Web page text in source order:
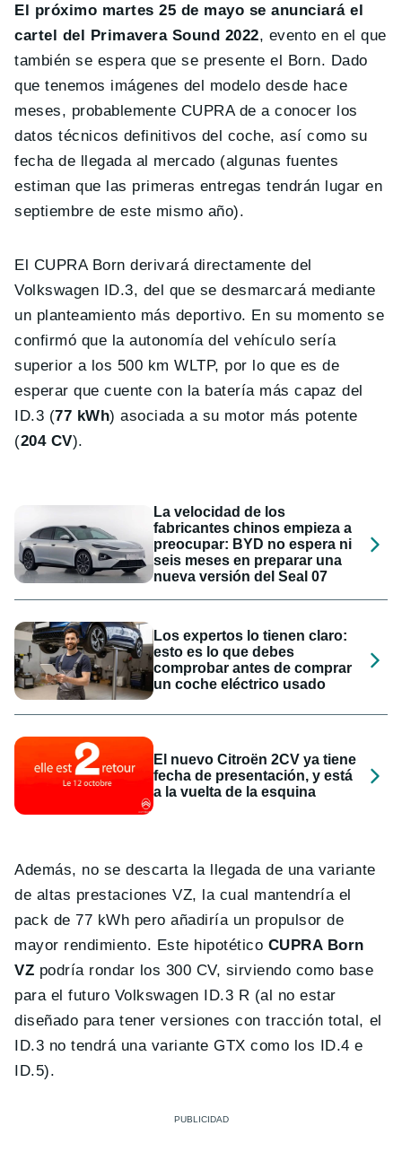
El próximo martes 25 de mayo se anunciará el
cartel del Primavera Sound 2022, evento en el que
también se espera que se presente el Born. Dado
que tenemos imágenes del modelo desde hace
meses, probablemente CUPRA de a conocer los
datos técnicos definitivos del coche, así como su
fecha de llegada al mercado (algunas fuentes
estiman que las primeras entregas tendrán lugar en
septiembre de este mismo año).
El CUPRA Born derivará directamente del
Volkswagen ID.3, del que se desmarcará mediante
un planteamiento más deportivo. En su momento se
confirmó que la autonomía del vehículo sería
superior a los 500 km WLTP, por lo que es de
esperar que cuente con la batería más capaz del
ID.3 (77 kWh) asociada a su motor más potente
(204 CV).
La velocidad de los
fabricantes chinos empieza a
preocupar: BYD no espera ni
seis meses en preparar una
nueva versión del Seal 07
Los expertos lo tienen claro:
esto es lo que debes
comprobar antes de comprar
un coche eléctrico usado
El nuevo Citroën 2CV ya tiene
fecha de presentación, y está
a la vuelta de la esquina
Además, no se descarta la llegada de una variante
de altas prestaciones VZ, la cual mantendría el
pack de 77 kWh pero añadiría un propulsor de
mayor rendimiento. Este hipotético CUPRA Born
VZ podría rondar los 300 CV, sirviendo como base
para el futuro Volkswagen ID.3 R (al no estar
diseñado para tener versiones con tracción total, el
ID.3 no tendrá una variante GTX como los ID.4 e
ID.5).